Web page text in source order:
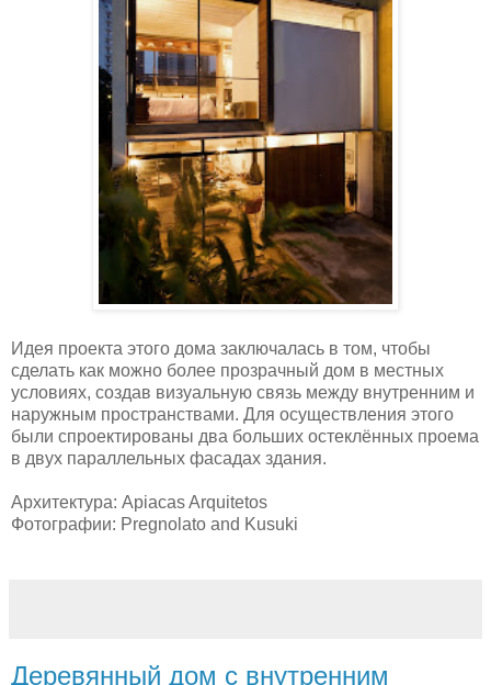
Идея проекта этого дома заключалась в том, чтобы
сделать как можно более прозрачный дом в местных
условиях, создав визуальную связь между внутренним и
наружным пространствами. Для осуществления этого
были спроектированы два больших остеклённых проема
в двух параллельных фасадах здания.
Архитектура: Apiacas Arquitetos
Фотографии: Pregnolato and Kusuki
Деревянный дом с внутренним